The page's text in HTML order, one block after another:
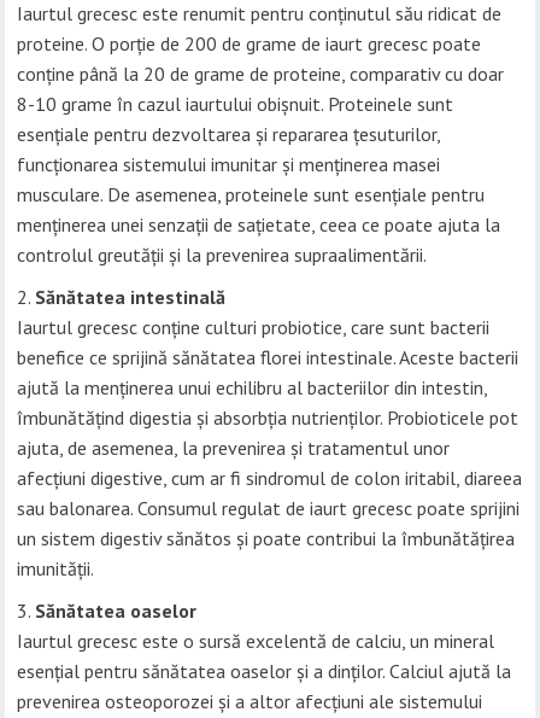
Iaurtul grecesc este renumit pentru conținutul său ridicat de
proteine. O porție de 200 de grame de iaurt grecesc poate
conține până la 20 de grame de proteine, comparativ cu doar
8-10 grame în cazul iaurtului obișnuit. Proteinele sunt
esențiale pentru dezvoltarea și repararea țesuturilor,
funcționarea sistemului imunitar și menținerea masei
musculare. De asemenea, proteinele sunt esențiale pentru
menținerea unei senzații de sațietate, ceea ce poate ajuta la
controlul greutății și la prevenirea supraalimentării.
Sănătatea intestinală
Iaurtul grecesc conține culturi probiotice, care sunt bacterii
benefice ce sprijină sănătatea florei intestinale. Aceste bacterii
ajută la menținerea unui echilibru al bacteriilor din intestin,
îmbunătățind digestia și absorbția nutrienților. Probioticele pot
ajuta, de asemenea, la prevenirea și tratamentul unor
afecțiuni digestive, cum ar fi sindromul de colon iritabil, diareea
sau balonarea. Consumul regulat de iaurt grecesc poate sprijini
un sistem digestiv sănătos și poate contribui la îmbunătățirea
imunității.
Sănătatea oaselor
Iaurtul grecesc este o sursă excelentă de calciu, un mineral
esențial pentru sănătatea oaselor și a dinților. Calciul ajută la
prevenirea osteoporozei și a altor afecțiuni ale sistemului